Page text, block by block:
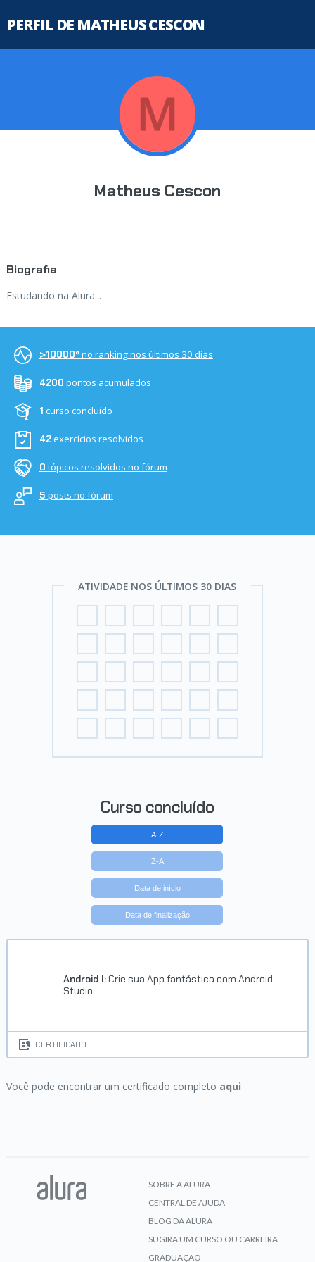
PERFIL DE MATHEUS CESCON
Matheus Cescon
Biografia
Estudando na Alura...
>10000ºno ranking nos últimos 30 dias
4200 pontos acumulados
1 curso concluído
42exercícios resolvidos
0 tópicos resolvidos no fórum
5 posts no fórum
ATIVIDADE NOS ÚLTIMOS 30 DIAS
Curso concluído
A-Z
Z-A
Data de início
Data de finalização
Android I: Crie sua App fantástica com Android
Studio
CERTIFICADO
Você pode encontrar um certificado completo aqui
SOBRE A ALURA
CENTRAL DE AJUDA
BLOG DA ALURA
SUGIRA UM CURSO OU CARREIRA
GRADUAÇÃO